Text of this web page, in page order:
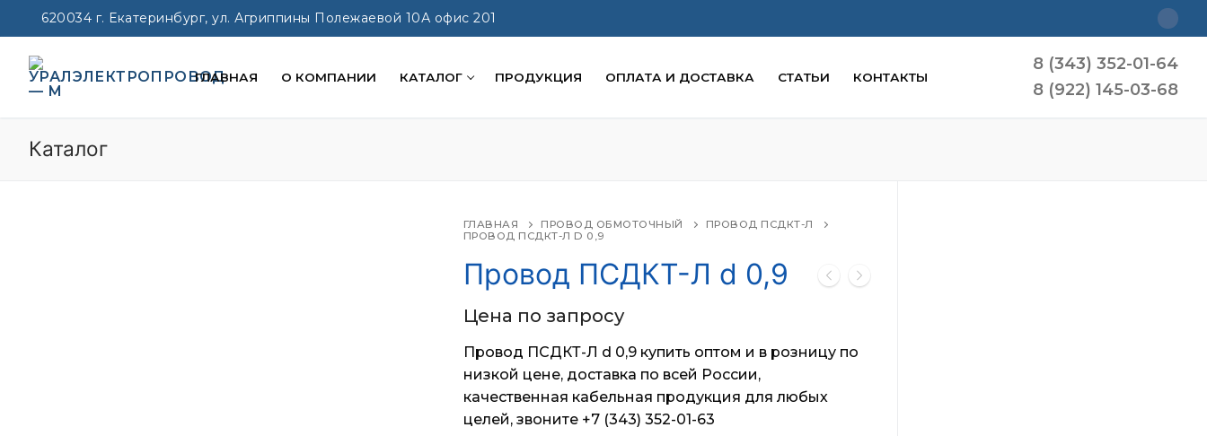
Перейти
к
содержимому
620034 г. Екатеринбург, ул. Агриппины Полежаевой 10А офис 201
ГЛАВНАЯ О КОМПАНИИ КАТАЛОГ ПРОДУКЦИЯ ОПЛАТА И ДОСТАВКА СТАТЬИ КОНТАКТЫ
8 (343) 352-01-64
8 (922) 145-03-68
Каталог
ГЛАВНАЯ ПРОВОД ОБМОТОЧНЫЙ
ПРОВОД ПСДКТ-Л
ПРОВОД ПСДКТ-Л D 0,9
Провод ПСДКТ-Л d 0,9
Цена по запросу
Провод ПСДКТ-Л d 0,9 купить оптом и в розницу по
низкой цене, доставка по всей России,
качественная кабельная продукция для любых
целей, звоните +7 (343) 352-01-63